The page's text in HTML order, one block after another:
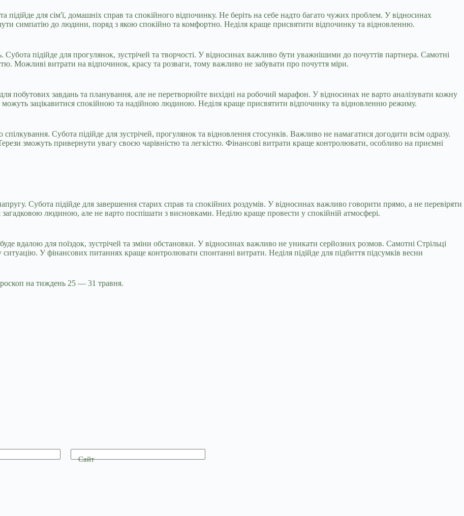
підійде для сім'ї, домашніх справ та спокійного відпочинку. Не беріть на себе надто багато чужих проблем. У відносинах
симпатію до людини, поряд з якою спокійно та комфортно. Неділя краще присвятити відпочинку та відновленню.
підійде для прогулянок, зустрічей та творчості. У відносинах важливо бути уважнішими до почуттів партнера. Самотні
Можливі витрати на відпочинок, красу та розваги, тому важливо не забувати про почуття міри.
побутових завдань та планування, але не перетворюйте вихідні на робочий марафон. У відносинах не варто аналізувати кожну
зацікавитися спокійною та надійною людиною. Неділя краще присвятити відпочинку та відновленню режиму.
Субота підійде для зустрічей, прогулянок та відновлення стосунків. Важливо не намагатися догодити всім одразу.
зможуть привернути увагу своєю чарівністю та легкістю. Фінансові витрати краще контролювати, особливо на приємні
Субота підійде для завершення старих справ та спокійних роздумів. У відносинах важливо говорити прямо, а не перевіряти
людиною, але не варто поспішати з висновками. Неділю краще провести у спокійній атмосфері.
вдалою для поїздок, зустрічей та зміни обстановки. У відносинах важливо не уникати серйозних розмов. Самотні Стрільці
У фінансових питаннях краще контролювати спонтанні витрати. Неділя підійде для підбиття підсумків весни
на тиждень 25 — 31 травня.
Сайт